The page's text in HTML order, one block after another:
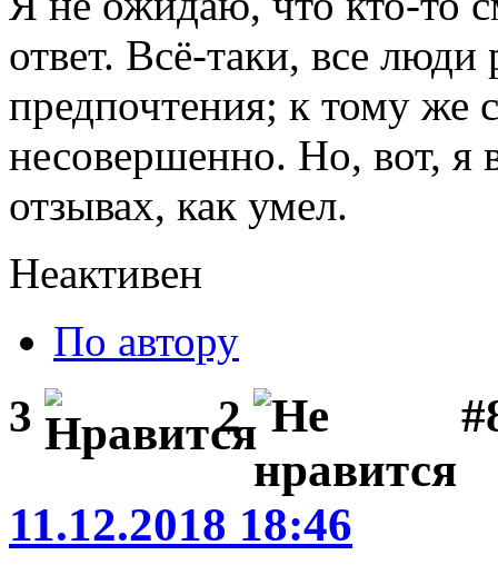
ответ. Всё-таки, все
предпочтения; к тому же
несовершенно. Но, вот, я
отзывах, как умел.
Неактивен
По автору
3 2
11.12.2018 18:46